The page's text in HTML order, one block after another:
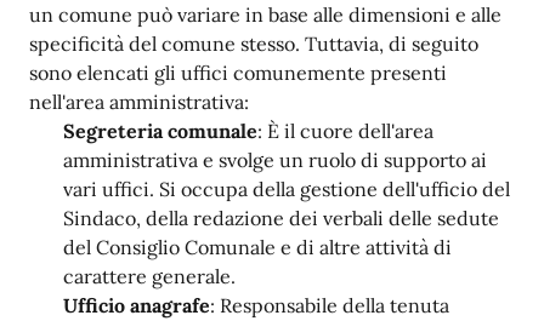
un comune può variare in base alle dimensioni e alle
specificità del comune stesso. Tuttavia, di seguito
sono elencati gli uffici comunemente presenti
nell'area amministrativa:
Segreteria comunale: È il cuore dell'area
amministrativa e svolge un ruolo di supporto ai
vari uffici. Si occupa della gestione dell'ufficio del
Sindaco, della redazione dei verbali delle sedute
del Consiglio Comunale e di altre attività di
carattere generale.
Ufficio anagrafe: Responsabile della tenuta